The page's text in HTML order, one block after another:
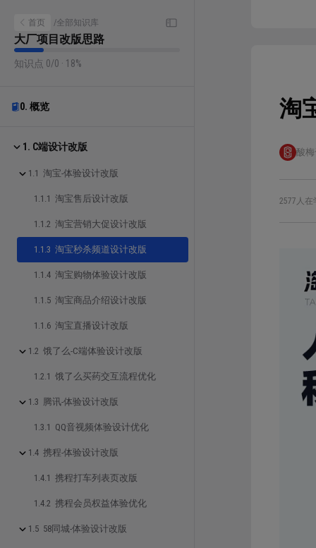
首页 /全部知识库
大厂项目改版思路
知识点 0/0 · 18%
0. 概览
1. C端设计改版
1.1 淘宝-体验设计改版
1.1.1 淘宝售后设计改版
1.1.2 淘宝营销大促设计改版
1.1.3 淘宝秒杀频道设计改版
1.1.4 淘宝购物体验设计改版
1.1.5 淘宝商品介绍设计改版
1.1.6 淘宝直播设计改版
1.2 饿了么-C端体验设计改版
1.2.1 饿了么买药交互流程优化
1.3 腾讯-体验设计改版
1.3.1 QQ音视频体验设计优化
1.4 携程-体验设计改版
1.4.1 携程打车列表页改版
1.4.2 携程会员权益体验优化
1.5 58同城-体验设计改版
淘
酸
2577人在